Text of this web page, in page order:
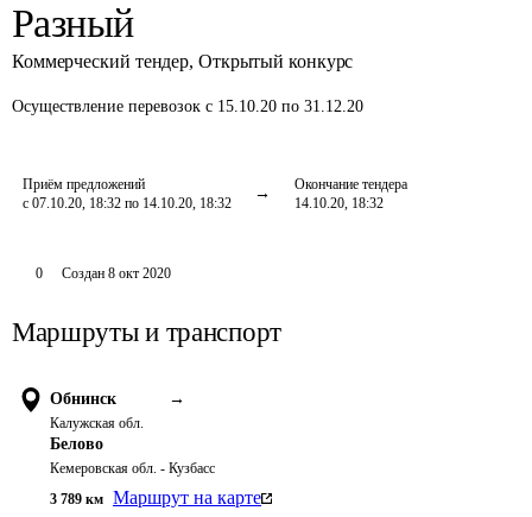
Разный
Коммерческий тендер, Открытый конкурс
Осуществление перевозок с 15.10.20 по 31.12.20
Приём предложений
с 07.10.20, 18:32 по 14.10.20, 18:32
Окончание тендера
14.10.20, 18:32
0 Создан 8 окт 2020
Маршруты и транспорт
Обнинск →
Калужская обл.
Белово
Кемеровская обл. - Кузбасс
3 789 км Маршрут на карте